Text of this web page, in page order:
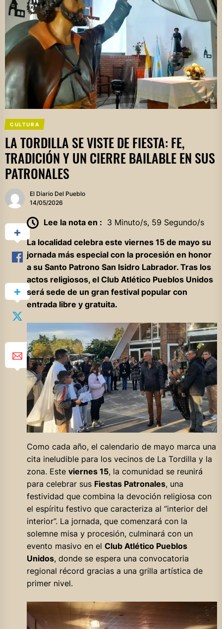
CULTURA
LA TORDILLA SE VISTE DE FIESTA: FE,
TRADICIÓN Y UN CIERRE BAILABLE EN SUS
PATRONALES
El Diario Del Pueblo
14/05/2026
Lee la nota en : 3 Minuto/s, 59 Segundo/s
La localidad celebra este viernes 15 de mayo su
jornada más especial con la procesión en honor
a su Santo Patrono San Isidro Labrador. Tras los
actos religiosos, el Club Atlético Pueblos Unidos
será sede de un gran festival popular con
entrada libre y gratuita.
Como cada año, el calendario de mayo marca una
cita ineludible para los vecinos de La Tordilla y la
zona. Este viernes 15, la comunidad se reunirá
para celebrar sus Fiestas Patronales, una
festividad que combina la devoción religiosa con
el espíritu festivo que caracteriza al “interior del
interior”. La jornada, que comenzará con la
solemne misa y procesión, culminará con un
evento masivo en el Club Atlético Pueblos
Unidos, donde se espera una convocatoria
regional récord gracias a una grilla artística de
primer nivel.